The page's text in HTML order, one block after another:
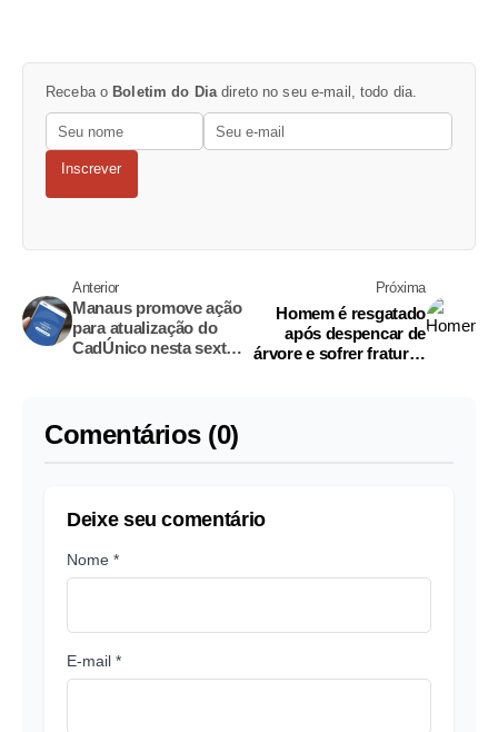
Receba o Boletim do Dia direto no seu e-mail, todo dia.
Inscrever
Anterior
Manaus promove ação
para atualização do
CadÚnico nesta sexta;
Próxima
Homem é resgatado
após despencar de
árvore e sofrer fraturas
Comentários (0)
Deixe seu comentário
Nome *
E-mail *